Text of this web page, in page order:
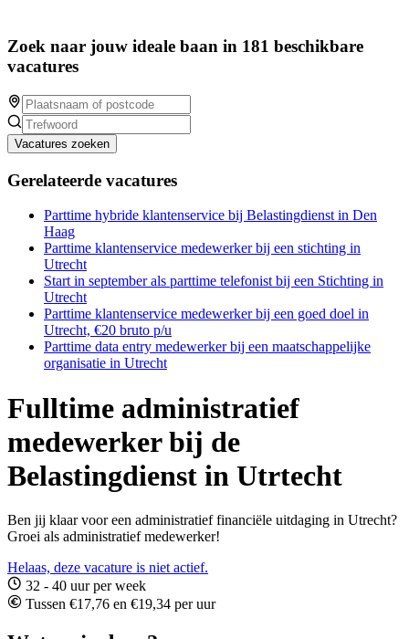
Zoek naar jouw ideale baan in 181 beschikbare
vacatures
Vacatures zoeken
Gerelateerde vacatures
Parttime hybride klantenservice bij Belastingdienst in Den
Haag
Parttime klantenservice medewerker bij een stichting in
Utrecht
Start in september als parttime telefonist bij een Stichting in
Utrecht
Parttime klantenservice medewerker bij een goed doel in
Utrecht, €20 bruto p/u
Parttime data entry medewerker bij een maatschappelijke
organisatie in Utrecht
Fulltime administratief
medewerker bij de
Belastingdienst in Utrtecht
Ben jij klaar voor een administratief financiële uitdaging in Utrecht?
Groei als administratief medewerker!
Helaas, deze vacature is niet actief.
32 - 40 uur per week
Tussen €17,76 en €19,34 per uur